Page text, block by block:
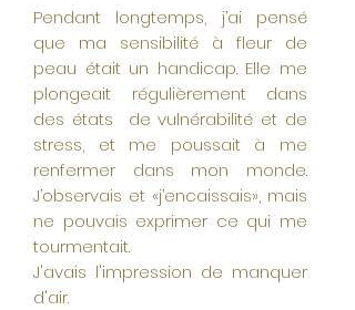
Pendant longtemps, j’ai pensé
que ma sensibilité à fleur de
peau était un handicap. Elle me
plongeait régulièrement dans
des états de vulnérabilité et de
stress, et me poussait à me
renfermer dans mon monde.
J’observais et «j’encaissais», mais
ne pouvais exprimer ce qui me
tourmentait.
J'avais l'impression de manquer
d'air.